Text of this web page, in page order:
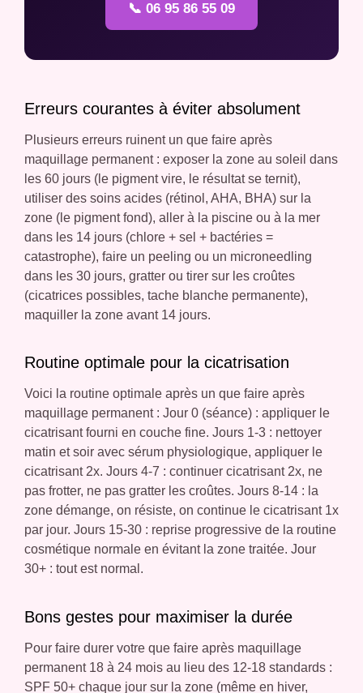
📞 06 95 86 55 09
Erreurs courantes à éviter absolument
Plusieurs erreurs ruinent un que faire après
maquillage permanent : exposer la zone au soleil dans
les 60 jours (le pigment vire, le résultat se ternit),
utiliser des soins acides (rétinol, AHA, BHA) sur la
zone (le pigment fond), aller à la piscine ou à la mer
dans les 14 jours (chlore + sel + bactéries =
catastrophe), faire un peeling ou un microneedling
dans les 30 jours, gratter ou tirer sur les croûtes
(cicatrices possibles, tache blanche permanente),
maquiller la zone avant 14 jours.
Routine optimale pour la cicatrisation
Voici la routine optimale après un que faire après
maquillage permanent : Jour 0 (séance) : appliquer le
cicatrisant fourni en couche fine. Jours 1-3 : nettoyer
matin et soir avec sérum physiologique, appliquer le
cicatrisant 2x. Jours 4-7 : continuer cicatrisant 2x, ne
pas frotter, ne pas gratter les croûtes. Jours 8-14 : la
zone démange, on résiste, on continue le cicatrisant 1x
par jour. Jours 15-30 : reprise progressive de la routine
cosmétique normale en évitant la zone traitée. Jour
30+ : tout est normal.
Bons gestes pour maximiser la durée
Pour faire durer votre que faire après maquillage
permanent 18 à 24 mois au lieu des 12-18 standards :
SPF 50+ chaque jour sur la zone (même en hiver,